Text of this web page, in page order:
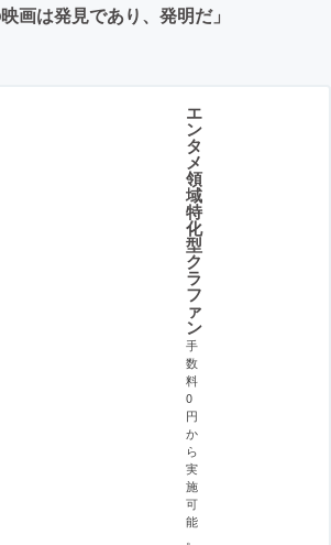
画は発見であり、発明だ」
エ
ン
タ
メ
領
域
特
化
型
ク
ラ
フ
ァ
ン
手
数
料
0
円
か
ら
実
施
可
能